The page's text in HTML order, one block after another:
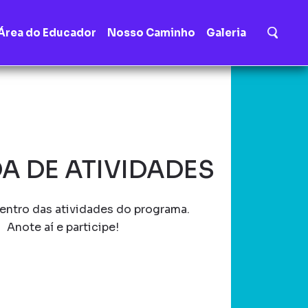
do Educador Nosso Caminho Galeria
DE ATIVIDADES
das atividades do programa.
Anote aí e participe!